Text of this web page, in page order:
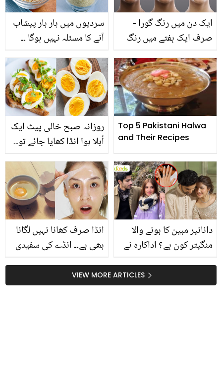
سردیوں میں بار بار پیشاب
آنے کا مسئلہ نہیں ہوگا ۔۔
ایک ساتھ کھانے کے کچھ
ایسے فائدے جو اس موسم
میں آپ کے بھی کام آئیں
ایک دن میں رنگ گورا -
صرف ایک ہفتے میں رنگ
گھریلو نسخے ۔۔ آج سے ہی
شروع کریں اور پائیں
حیرت انگیز نتائج
روزانہ صبح خالی پیٹ ایک
اُبلا ہوا انڈا کھایا جائے تو۔۔
کون سے فائدے حاصل ہوں
گے؟
Top 5 Pakistani Halwa
and Their Recipes
انڈا صرف کھانا نہیں لگانا
بھی ہے۔۔ انڈے کی سفیدی
میں کیسے اضافہ ہوتا ہے؟
دانانیر مبین کا ہونے والا
منگیتر کون ہے؟ اداکارہ نے
VIEW MORE ARTICLES